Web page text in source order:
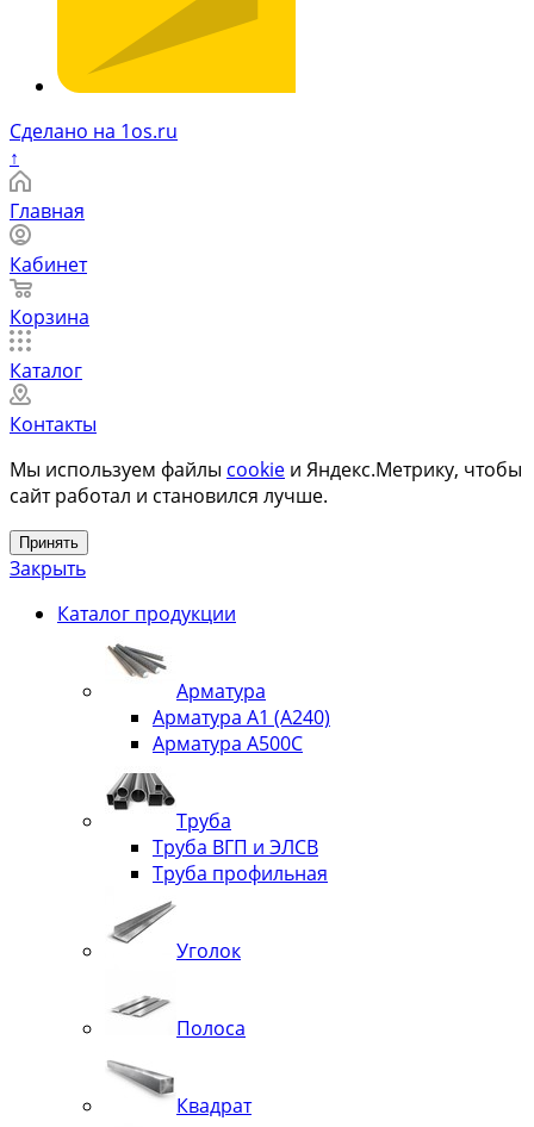
Сделано на 1os.ru
↑
Главная
Кабинет
Корзина
Каталог
Контакты
Мы используем файлы cookie и Яндекс.Метрику, чтобы
сайт работал и становился лучше.
Принять
Закрыть
Каталог продукции
Арматура
Арматура А1 (А240)
Арматура А500С
Труба
Труба ВГП и ЭЛСВ
Труба профильная
Уголок
Полоса
Квадрат